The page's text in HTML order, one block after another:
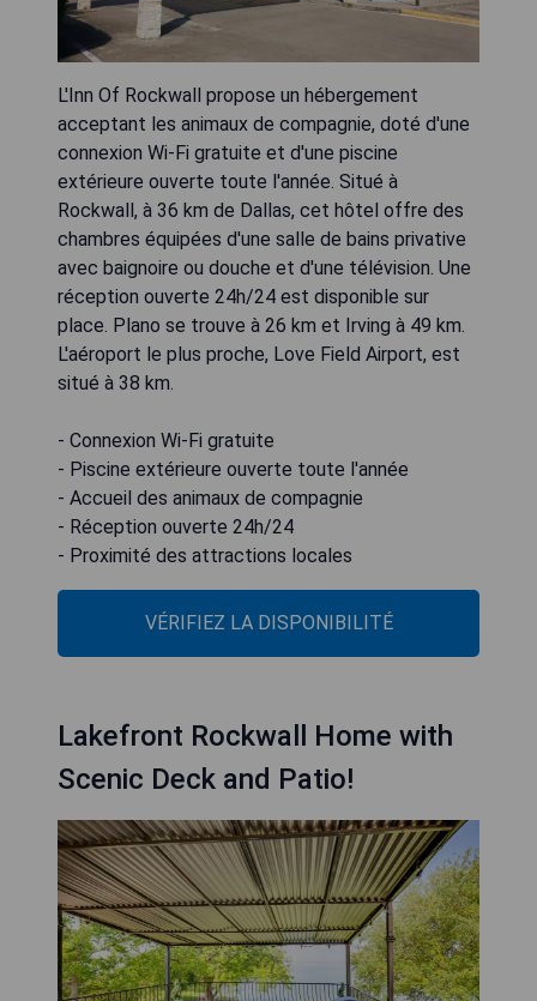
L'Inn Of Rockwall propose un hébergement
acceptant les animaux de compagnie, doté d'une
connexion Wi-Fi gratuite et d'une piscine
extérieure ouverte toute l'année. Situé à
Rockwall, à 36 km de Dallas, cet hôtel offre des
chambres équipées d'une salle de bains privative
avec baignoire ou douche et d'une télévision. Une
réception ouverte 24h/24 est disponible sur
place. Plano se trouve à 26 km et Irving à 49 km.
L'aéroport le plus proche, Love Field Airport, est
situé à 38 km.
- Connexion Wi-Fi gratuite
- Piscine extérieure ouverte toute l'année
- Accueil des animaux de compagnie
- Réception ouverte 24h/24
- Proximité des attractions locales
VÉRIFIEZ LA DISPONIBILITÉ
Lakefront Rockwall Home with
Scenic Deck and Patio!